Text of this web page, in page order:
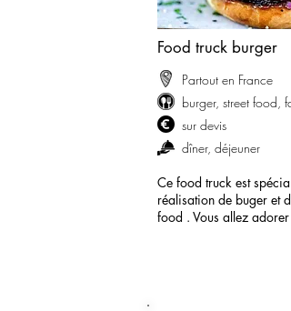
Food truck burger
Partout en France
burger, street food,
sur devis
dîner, déjeuner
Ce food truck est
réalisation de buger et
food . Vous allez adorer !